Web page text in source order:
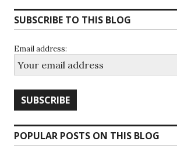
SUBSCRIBE TO THIS BLOG
Email address:
POPULAR POSTS ON THIS BLOG